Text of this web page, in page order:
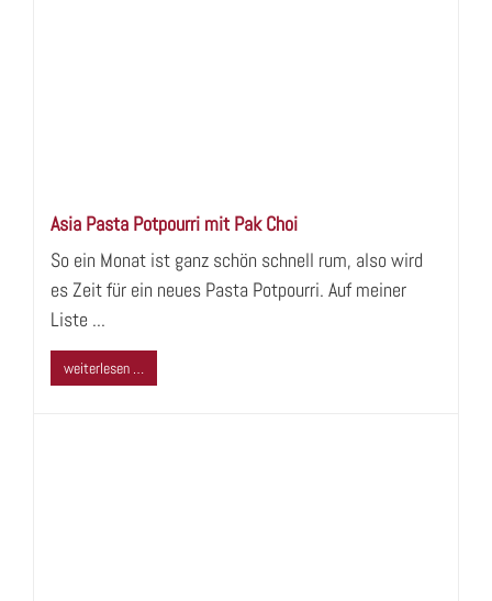
Asia Pasta Potpourri mit Pak Choi
So ein Monat ist ganz schön schnell rum, also wird
es Zeit für ein neues Pasta Potpourri. Auf meiner
Liste ...
weiterlesen …